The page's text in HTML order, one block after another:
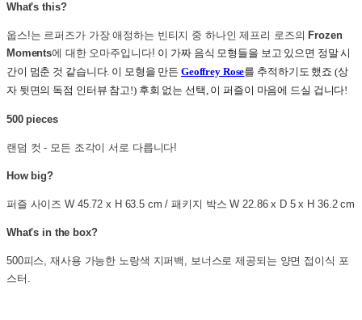
What's this?
웁스!는 르퍼즈가 가장 애정하는 빈티지 중 하나인 제프리 로즈의 Frozen
Moments에 대한 오마주입니다! 이 가짜 음식 모형들을 보고 있으면 정말 시
간이 멈춘 것 같습니다. 이 모형을 만든Geoffrey Rose를 추적하기도 했죠 (상
자 뒷면의 독점 인터뷰 참고!) 후회 없는 선택, 이 퍼즐이 마음에 드실 겁니다!
500 pieces
랜덤 컷 - 모든 조각이 서로 다릅니다!
How big?
퍼즐 사이즈 W 45.72 x H 63.5 cm / 패키지 박스 W 22.86 x D 5 x H 36.2 cm
What's in the box?
500피스, 재사용 가능한 노랑색 지퍼백, 보너스로 제공되는 양면 접이식 포
스터.